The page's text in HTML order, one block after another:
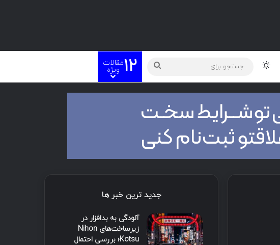
12مقالات
ویژه
جدید ترین خبر ها
آلودگی به بدافزار در
زیرساخت‌های Nihon
Kotsu؛ بررسی احتمال